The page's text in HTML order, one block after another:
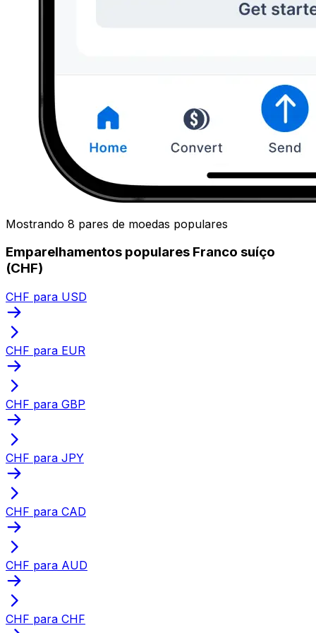
Mostrando 8 pares de moedas populares
Emparelhamentos populares Franco suíço
(CHF)
CHF para USD
CHF para EUR
CHF para GBP
CHF para JPY
CHF para CAD
CHF para AUD
CHF para CHF